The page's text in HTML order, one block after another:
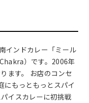
インドカレー「ミール
）です。2006年
ます。 お店のコンセ
もっともっとスパイ
イスカレーに初挑戦